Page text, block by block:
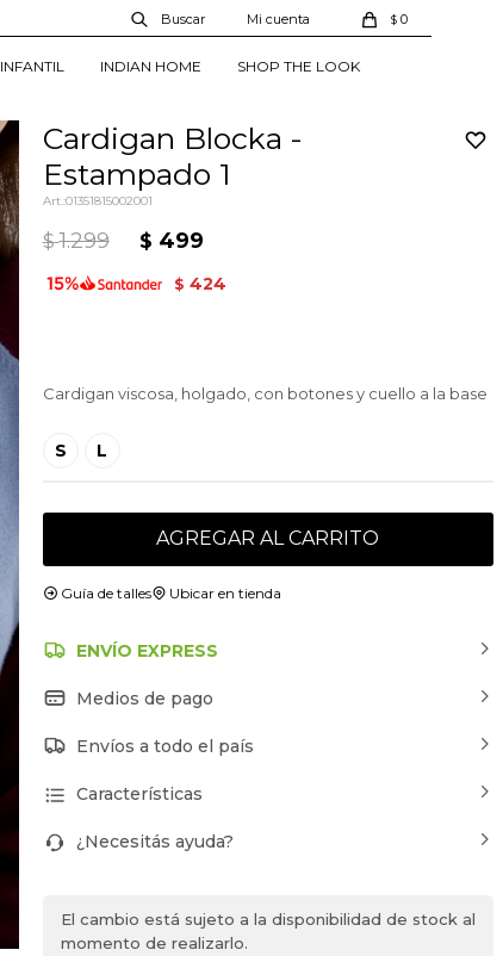
INFANTIL INDIAN HOME SHOP THE LOOK
$ 0
Cardigan Blocka -
Estampado 1
01351815002001
$ 1.299 $ 499
$ 424
Cardigan viscosa, holgado, con botones y cuello a la base
S L
AGREGAR AL CARRITO
Guía de talles Ubicar en tienda
ENVÍO EXPRESS
Medios de pago
Envíos a todo el país
Características
¿Necesitás ayuda?
El cambio está sujeto a la disponibilidad de stock al
momento de realizarlo.